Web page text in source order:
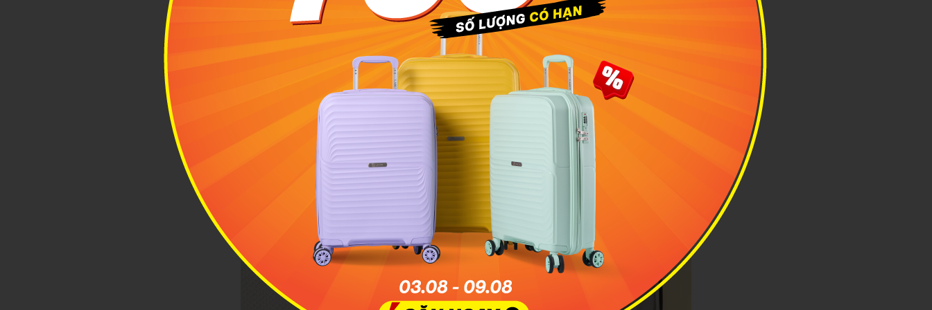
- Bước 5:
Xếp giày lên lớp trên cùng của vali, không đè bất cứ đồ gì khác lên tránh làm
hư hỏng giày. Đặt đối diện 2 chiếc vào nhau, một chiếc ngửa lên, một chiếc ngửa xuống,
chèn áo hoặc quần vào giữa 2 chiếc giày để cố định vị trí trong suốt quá trình di chuyển